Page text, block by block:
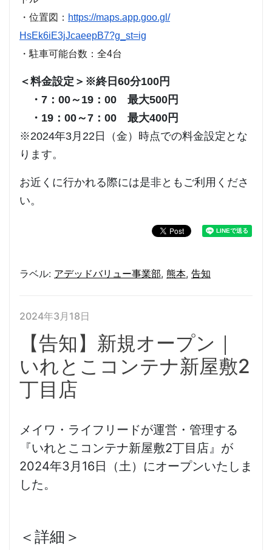
・位置図： https://maps.app.goo.gl/
HsEk6iE3jJcaeepB7?g_st=ig
・駐車可能台数：全4台
＜料金設定＞※終日60分100円
・7：00～19：00 最大500円
・19：00～7：00 最大400円
※2024年3月22日（金）時点での料金設定とな
ります。
お近くに行かれる際には是非ともご利用くださ
い。
ラベル: アデッドバリュー事業部, 熊本, 告知
2024年3月18日
【告知】新規オープン｜
いれとこコンテナ新屋敷2
丁目店
メイワ・ライフリードが運営・管理する
『いれとこコンテナ新屋敷2丁目店』が
2024年3月16日（土）にオープンいたしま
した。
＜詳細＞